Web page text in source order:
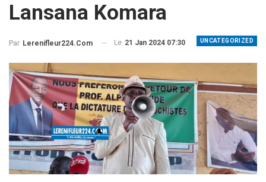
Lansana Komara
UNCATEGORIZED
Par Lerenifleur224.com Le 21 Jan 2024 07:30